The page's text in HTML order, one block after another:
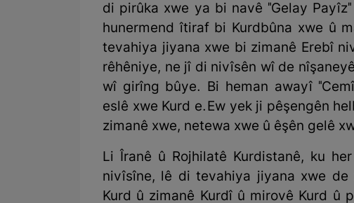
di pirûka xwe ya bi navê "Gelay
hunermend îtiraf bi Kurdbûna xwe û
tevahiya jiyana xwe bi zimanê Erebî
rêhêniye, ne jî di nivîsên wî de
wî girîng bûye. Bi heman awayî
eslê xwe Kurd e. Ew yek ji pêşengên
zimanê xwe, netewa xwe û êşên gelê
Li Îranê û Rojhilatê Kurdistanê, ku
nivîsîne, lê di tevahiya jiyana xwe de
Kurd û zimanê Kurdî û mirovê Kurd û